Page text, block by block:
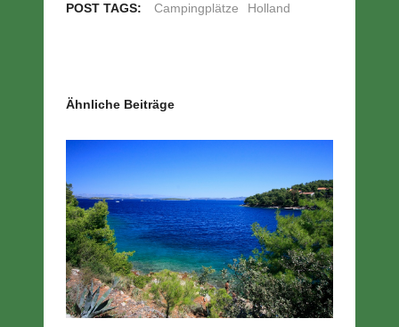
POST TAGS: Campingplätze Holland
Ähnliche Beiträge